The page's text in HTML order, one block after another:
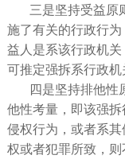
三是坚持受益原
施了有关的行政行
益人是系该行政机
可推定强拆系行政机
四是坚持排他性
他性考量，即该强
侵权行为，或者系
权或者犯罪所致，